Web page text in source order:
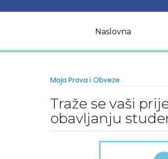
Naslovna
Moja Prava i Obveze
Traže se vaši
obavljanju